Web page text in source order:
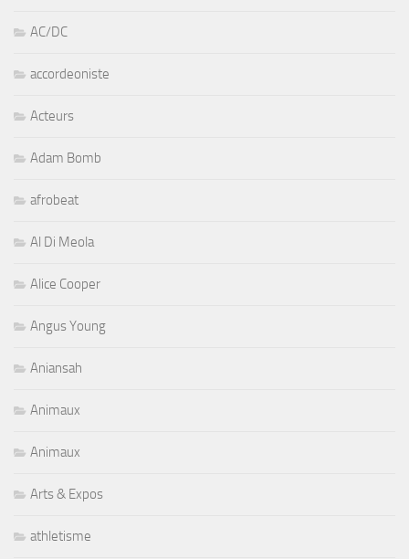
AC/DC
accordeoniste
Acteurs
Adam Bomb
afrobeat
Al Di Meola
Alice Cooper
Angus Young
Aniansah
Animaux
Animaux
Arts & Expos
athletisme